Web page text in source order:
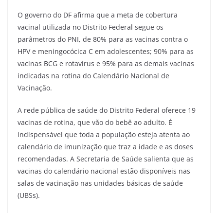
O governo do DF afirma que a meta de cobertura
vacinal utilizada no Distrito Federal segue os
parâmetros do PNI, de 80% para as vacinas contra o
HPV e meningocócica C em adolescentes; 90% para as
vacinas BCG e rotavírus e 95% para as demais vacinas
indicadas na rotina do Calendário Nacional de
Vacinação.
A rede pública de saúde do Distrito Federal oferece 19
vacinas de rotina, que vão do bebê ao adulto. É
indispensável que toda a população esteja atenta ao
calendário de imunização que traz a idade e as doses
recomendadas. A Secretaria de Saúde salienta que as
vacinas do calendário nacional estão disponíveis nas
salas de vacinação nas unidades básicas de saúde
(UBSs).